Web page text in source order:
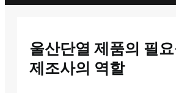
울산단열 제품의 필
제조사의 역할